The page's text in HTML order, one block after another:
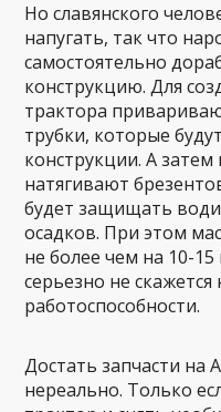
Но славянского
напугать, так что
самостоятельно
конструкцию. Для
трактора
трубки, которые
конструкции. А
натягивают
будет защищать
осадков. При этом
не более чем на 10-
серьезно не скажется
работоспособности.
Достать запчасти на
нереально. Только